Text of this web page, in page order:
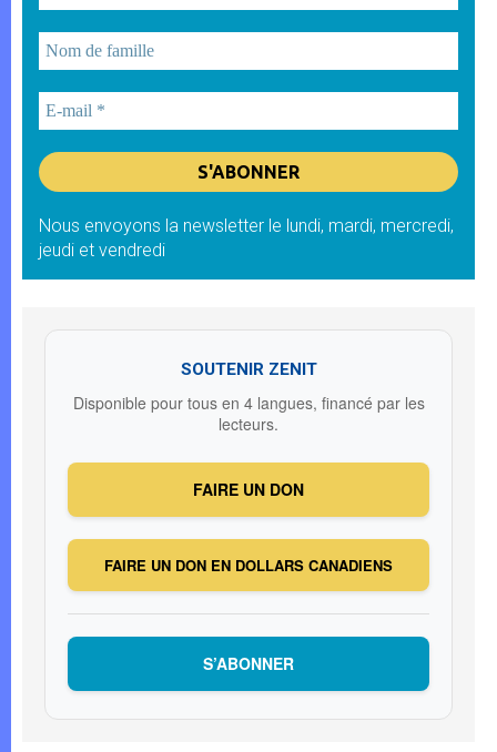
Nous envoyons la newsletter le lundi, mardi, mercredi,
jeudi et vendredi
SOUTENIR ZENIT
Disponible pour tous en 4 langues, financé par les
lecteurs.
FAIRE UN DON
FAIRE UN DON EN DOLLARS CANADIENS
S’ABONNER